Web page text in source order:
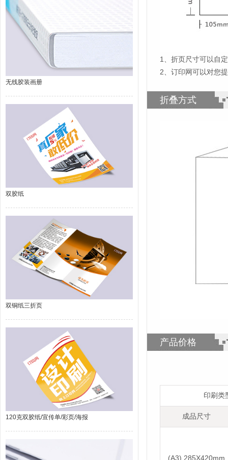
无线胶装画册
双胶纸
双铜纸三折页
120克双胶纸/宣传单/彩页/海报
1
折页尺寸可以自
2、订印网可以对您
折叠方式
产品价格
印刷类
成品尺寸
(A3) 285X420mm